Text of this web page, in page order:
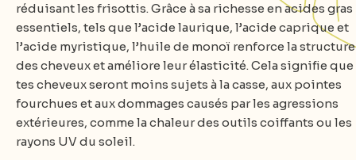
réduisant les frisottis. Grâce à sa richesse en acides gras
essentiels, tels que l’acide laurique, l’acide caprique et
l’acide myristique, l’huile de monoï renforce la structure
des cheveux et améliore leur élasticité. Cela signifie que
tes cheveux seront moins sujets à la casse, aux pointes
fourchues et aux dommages causés par les agressions
extérieures, comme la chaleur des outils coiffants ou les
rayons UV du soleil.